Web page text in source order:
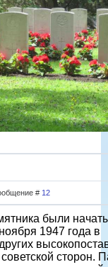
# 12
были
1947 года в
сторон.